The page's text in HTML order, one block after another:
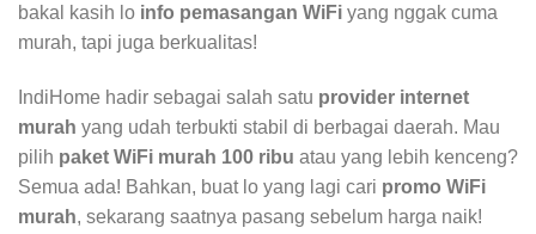
bakal kasih lo info pemasangan WiFi yang nggak cuma
murah, tapi juga berkualitas!
IndiHome hadir sebagai salah satu provider internet
murah yang udah terbukti stabil di berbagai daerah. Mau
pilih paket WiFi murah 100 ribu atau yang lebih kenceng?
Semua ada! Bahkan, buat lo yang lagi cari promo WiFi
murah, sekarang saatnya pasang sebelum harga naik!